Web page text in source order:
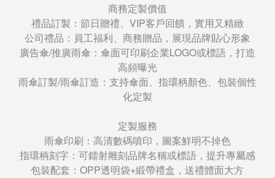
商務定製價值
禮品訂製：節日贈禮、VIP客戶回饋，實用又精緻
公司禮品：員工福利、商務贈品，展現品牌貼心形象
廣告傘/推廣雨傘：傘面可印刷企業LOGO或標語，打造
高頻曝光
雨傘訂製/雨傘訂造：支持傘面、指環柄顏色、包裝個性
化定製
定製服務
雨傘印刷：高清數碼噴印，圖案鮮明不掉色
指環柄刻字：可鐳射雕刻品牌名稱或標語，提升專屬感
包裝配套：OPP透明袋+緞帶禮盒，送禮體面大方